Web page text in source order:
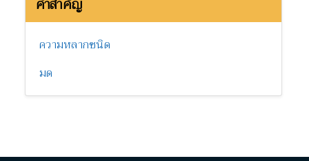
ความหลากชนิด
มด